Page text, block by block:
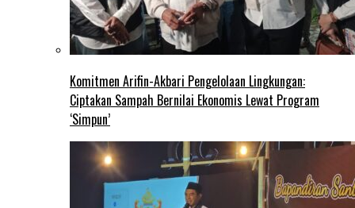
Komitmen Arifin-Akbari Pengelolaan Lingkungan:
Ciptakan Sampah Bernilai Ekonomis Lewat Program
‘Simpun’